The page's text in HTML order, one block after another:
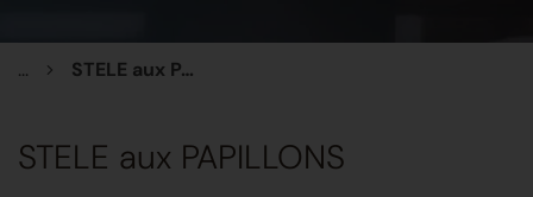
... STELE aux PAPILLONS
STELE aux PAPILLONS